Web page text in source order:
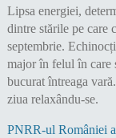
Lipsa energiei,
dintre stările pe care
septembrie.
major în felul în care
bucurat întreaga
ziua relaxându-se.
PNRR-ul României